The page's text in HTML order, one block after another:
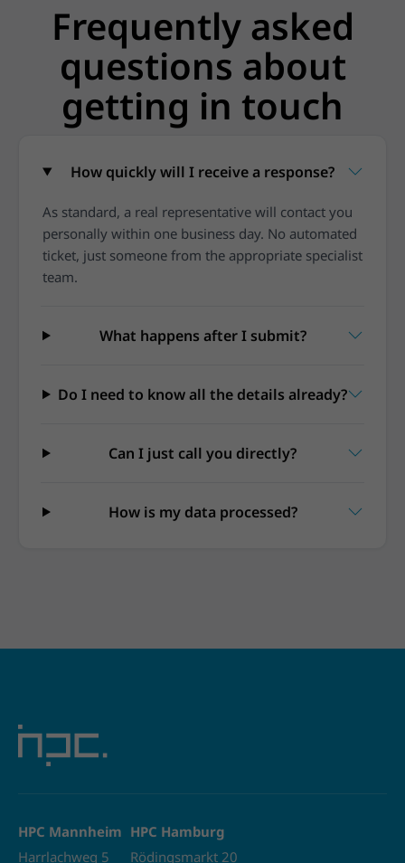
Frequently asked
questions about
getting in touch
How quickly will I receive a response?
As standard, a real representative will contact you
personally within one business day. No automated
ticket, just someone from the appropriate specialist
team.
What happens after I submit?
Do I need to know all the details already?
Can I just call you directly?
How is my data processed?
HPC Mannheim
Harrlachweg 5
HPC Hamburg
Rödingsmarkt 20